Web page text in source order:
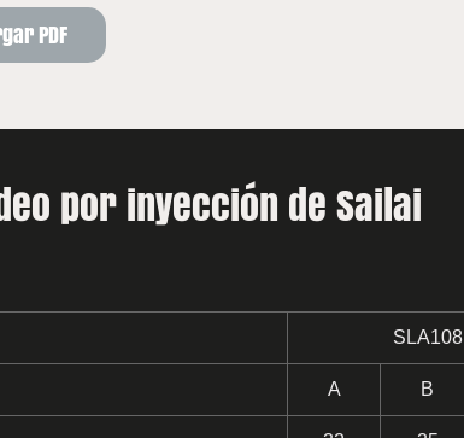
PDF
por inyección de Sailai
SLA108
A B